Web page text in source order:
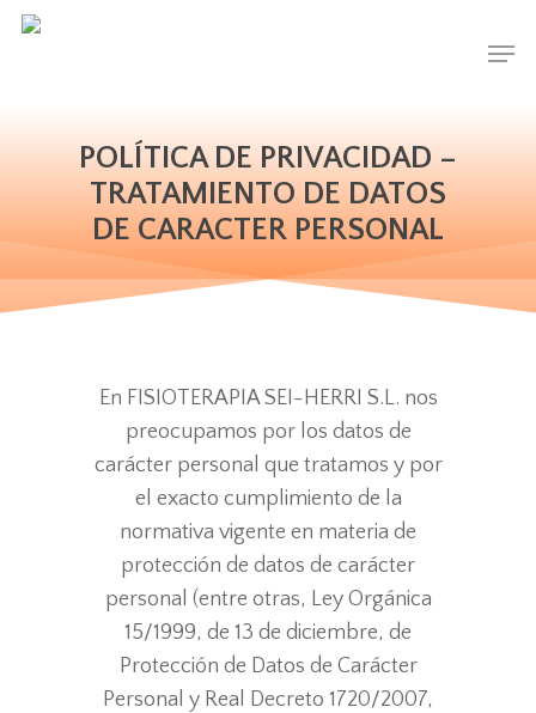
Skip
POLÍTICA DE PRIVACIDAD –
TRATAMIENTO DE DATOS
DE CARACTER PERSONAL
En FISIOTERAPIA SEI-HERRI S.L. nos
preocupamos por los datos de
carácter personal que tratamos y por
el exacto cumplimiento de la
normativa vigente en materia de
protección de datos de carácter
personal (entre otras, Ley Orgánica
15/1999, de 13 de diciembre, de
Protección de Datos de Carácter
Personal y Real Decreto 1720/2007,